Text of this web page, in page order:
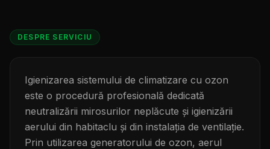
DESPRE SERVICIU
Igienizarea sistemului de climatizare cu ozon
este o procedură profesională dedicată
neutralizării mirosurilor neplăcute și igienizării
aerului din habitaclu și din instalația de ventilație.
Prin utilizarea generatorului de ozon, aerul